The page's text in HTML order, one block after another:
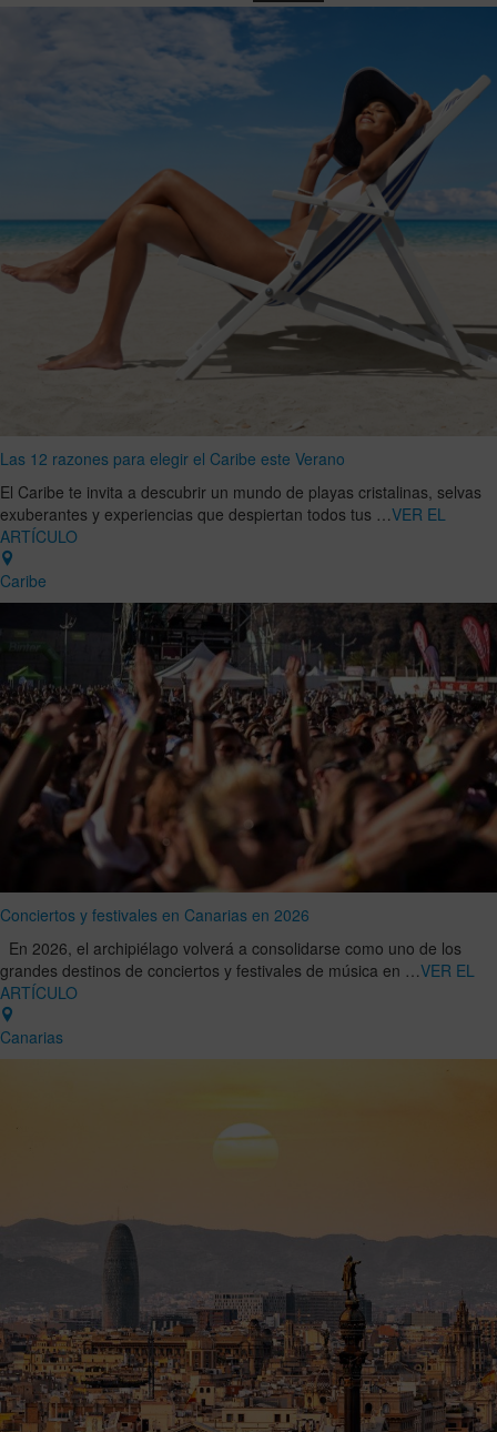
Las 12 razones para elegir el Caribe este Verano
El Caribe te invita a descubrir un mundo de playas cristalinas, selvas
exuberantes y experiencias que despiertan todos tus …VER EL
ARTÍCULO
Caribe
Conciertos y festivales en Canarias en 2026
En 2026, el archipiélago volverá a consolidarse como uno de los
grandes destinos de conciertos y festivales de música en …VER EL
ARTÍCULO
Canarias